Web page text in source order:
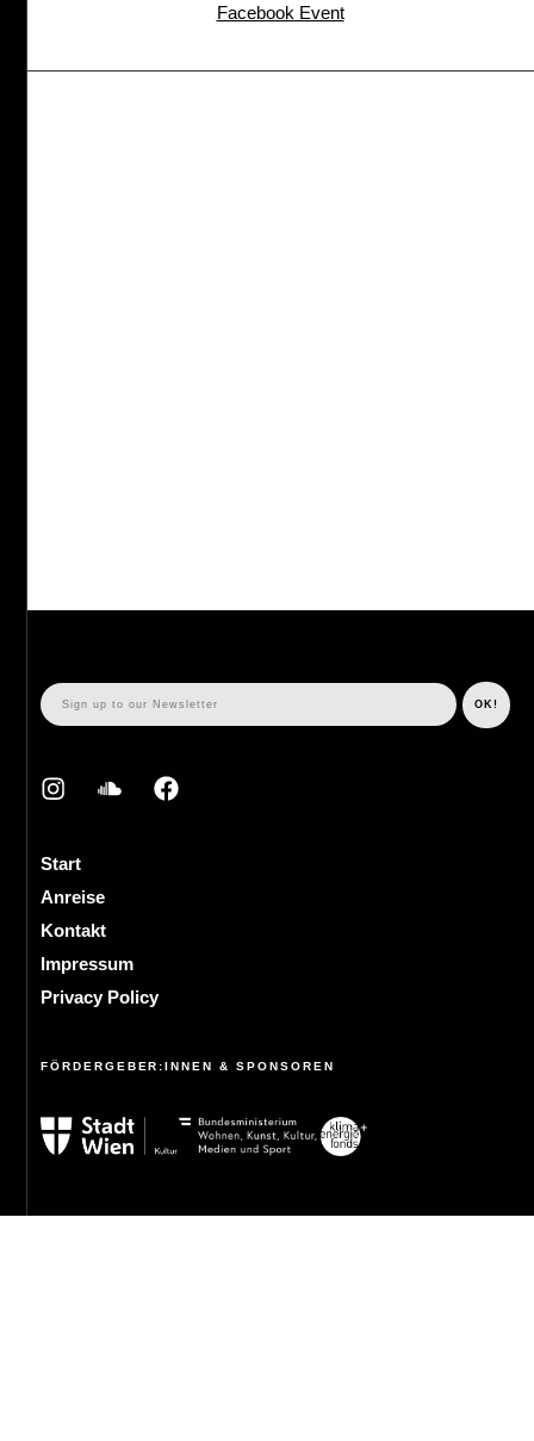
Facebook Event
Start
Anreise
Kontakt
Impressum
Privacy Policy
FÖRDERGEBER:INNEN & SPONSOREN